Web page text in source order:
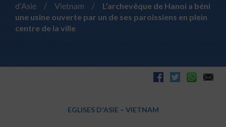
d'Asie
/ Vietnam /
L’archevêque de Hanoi a béni
une usine ouverte par un de ses paroissiens en plein
centre de la ville
EGLISES D'ASIE – VIETNAM